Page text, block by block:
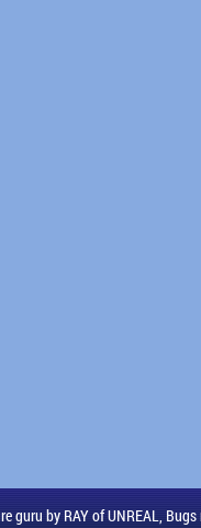
guru by RAY of UNREAL,